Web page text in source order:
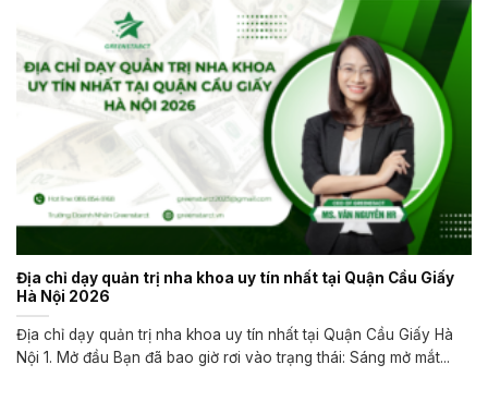
Địa chỉ dạy quản trị nha khoa uy tín nhất tại Quận Cầu Giấy
Hà Nội 2026
Địa chỉ dạy quản trị nha khoa uy tín nhất tại Quận Cầu Giấy Hà
Nội 1. Mở đầu Bạn đã bao giờ rơi vào trạng thái: Sáng mở mắt...